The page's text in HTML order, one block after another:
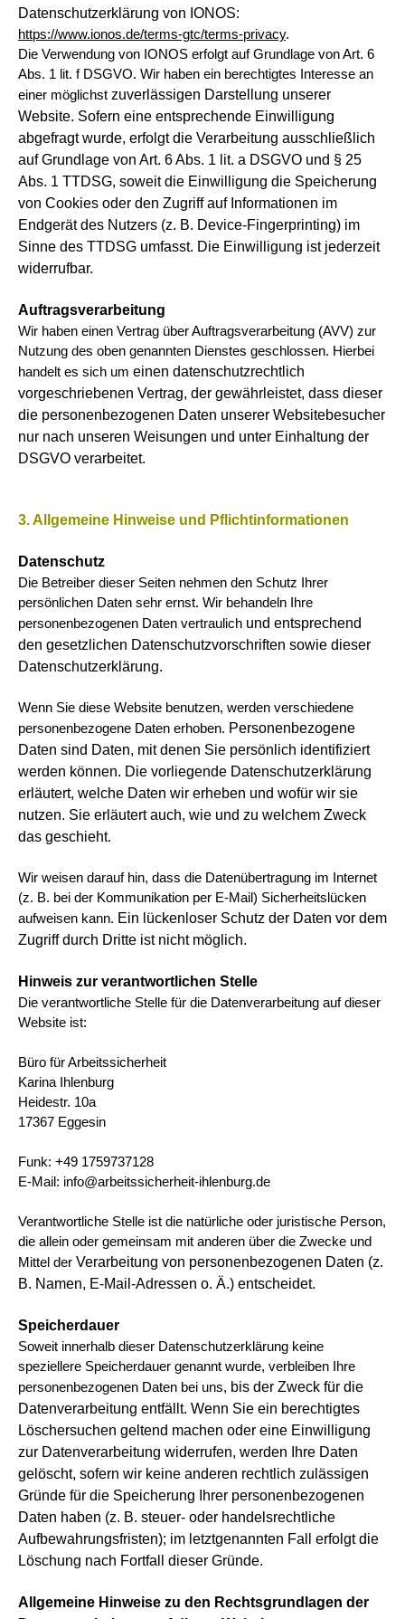
Datenschutzerklärung von IONOS:
https://www.ionos.de/terms-gtc/terms-privacy.
Die Verwendung von IONOS erfolgt auf Grundlage von Art. 6
Abs. 1 lit. f DSGVO. Wir haben ein berechtigtes Interesse an
einer möglichst zuverlässigen Darstellung unserer
Website. Sofern eine entsprechende Einwilligung
abgefragt wurde, erfolgt die Verarbeitung ausschließlich
auf Grundlage von Art. 6 Abs. 1 lit. a DSGVO und § 25
Abs. 1 TTDSG, soweit die Einwilligung die Speicherung
von Cookies oder den Zugriffauf Informationen im
Endgerät des Nutzers (z. B. Device-Fingerprinting) im
Sinne des TTDSG umfasst. Die Einwilligung ist jederzeit
widerrufbar.
Auftragsverarbeitung
Wir haben einen Vertrag über Auftragsverarbeitung (AVV) zur
Nutzung des oben genannten Dienstes geschlossen. Hierbei
handelt es sich um einen datenschutzrechtlich
vorgeschriebenen Vertrag, der gewährleistet, dass dieser
die personenbezogenen Daten unserer Websitebesucher
nur nach unseren Weisungen und unter Einhaltung der
DSGVO verarbeitet.
3. Allgemeine Hinweise und Pflichtinformationen
Datenschutz
Die Betreiber dieser Seiten nehmen den Schutz Ihrer
persönlichen Daten sehr ernst. Wir behandeln Ihre
personenbezogenen Daten vertraulich und entsprechend
den gesetzlichen Datenschutzvorschriften sowie dieser
Datenschutzerklärung.
Wenn Sie diese Website benutzen, werden verschiedene
personenbezogene Daten erhoben. Personenbezogene
Daten sind Daten, mit denen Sie persönlich identifiziert
werden können. Die vorliegende Datenschutzerklärung
erläutert, welche Daten wir erheben und wofür wir sie
nutzen. Sie erläutert auch, wie und zu welchem Zweck
das geschieht.
Wir weisen darauf hin, dass die Datenübertragung im Internet
(z. B. bei der Kommunikation per E-Mail) Sicherheitslücken
aufweisen kann. Ein lückenloser Schutz der Daten vor dem
Zugriff durch Dritte ist nicht möglich.
Hinweis zur verantwortlichen Stelle
Die verantwortliche Stelle für die Datenverarbeitung auf dieser
Website ist:
Büro für Arbeitssicherheit
Karina Ihlenburg
Heidestr. 10a
17367 Eggesin
Funk: +49 1759737128
E-Mail: info@arbeitssicherheit-ihlenburg.de
Verantwortliche Stelle ist die natürliche oder juristische Person,
die allein oder gemeinsam mit anderen über die Zwecke und
Mittel der Verarbeitung von personenbezogenen Daten (z.
B. Namen, E-Mail-Adressen o. Ä.) entscheidet.
Speicherdauer
Soweit innerhalb dieser Datenschutzerklärung keine
speziellere Speicherdauer genannt wurde, verbleiben Ihre
personenbezogenen Daten bei uns, bis der Zweck für die
Datenverarbeitung entfällt. Wenn Sie ein berechtigtes
Löschersuchen geltend machen oder eine Einwilligung
zur Datenverarbeitung widerrufen, werden Ihre Daten
gelöscht, sofern wir keine anderen rechtlich zulässigen
Gründe für die Speicherung Ihrer personenbezogenen
Daten haben (z. B. steuer- oder handelsrechtliche
Aufbewahrungsfristen); im letztgenannten Fall erfolgt die
Löschung nach Fortfall dieser Gründe.
Allgemeine Hinweise zu den Rechtsgrundlagen der